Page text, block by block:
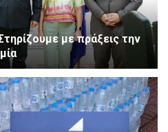
με πράξεις την